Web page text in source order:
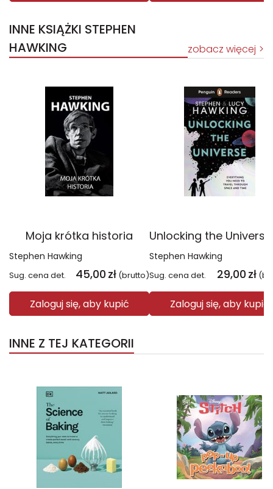
INNE KSIĄŻKI STEPHEN
HAWKING
zobacz więcej
Moja krótka historia
Stephen Hawking
Sug. cena det. 45,00 zł (brutto)
Zaloguj się, aby kupić
Stephen Hawking
Sug. cena det. 29,00 zł
Zaloguj się, aby kupić
INNE Z TEJ KATEGORII